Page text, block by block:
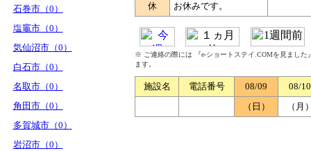
石巻市（0）
塩竈市（0）
気仙沼市（0）
白石市（0）
名取市（0）
角田市（0）
多賀城市（0）
岩沼市（0）
休
お休みです。
※ ご連絡の際には 『e-ショートステイ.COMを見まし
ます。
施設名 電話番号 08/09
08/10
（日）
（月